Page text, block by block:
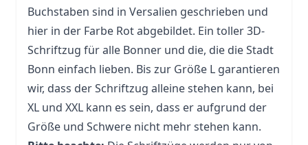
Buchstaben sind in Versalien geschrieben und
hier in der Farbe Rot abgebildet. Ein toller 3D-
Schriftzug für alle Bonner und die, die die Stadt
Bonn einfach lieben. Bis zur Größe L garantieren
wir, dass der Schriftzug alleine stehen kann, bei
XL und XXL kann es sein, dass er aufgrund der
Größe und Schwere nicht mehr stehen kann.